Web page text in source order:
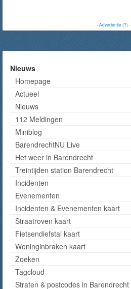
-Advertentie (?)-
Nieuws
Homepage
Actueel
Nieuws
112 Meldingen
Miniblog
BarendrechtNU Live
Het weer in Barendrecht
Treintijden station Barendrecht
Incidenten
Evenementen
Incidenten & Evenementen kaart
Straatroven kaart
Fietsendiefstal kaart
Woninginbraken kaart
Zoeken
Tagcloud
Straten & postcodes in Barendrecht